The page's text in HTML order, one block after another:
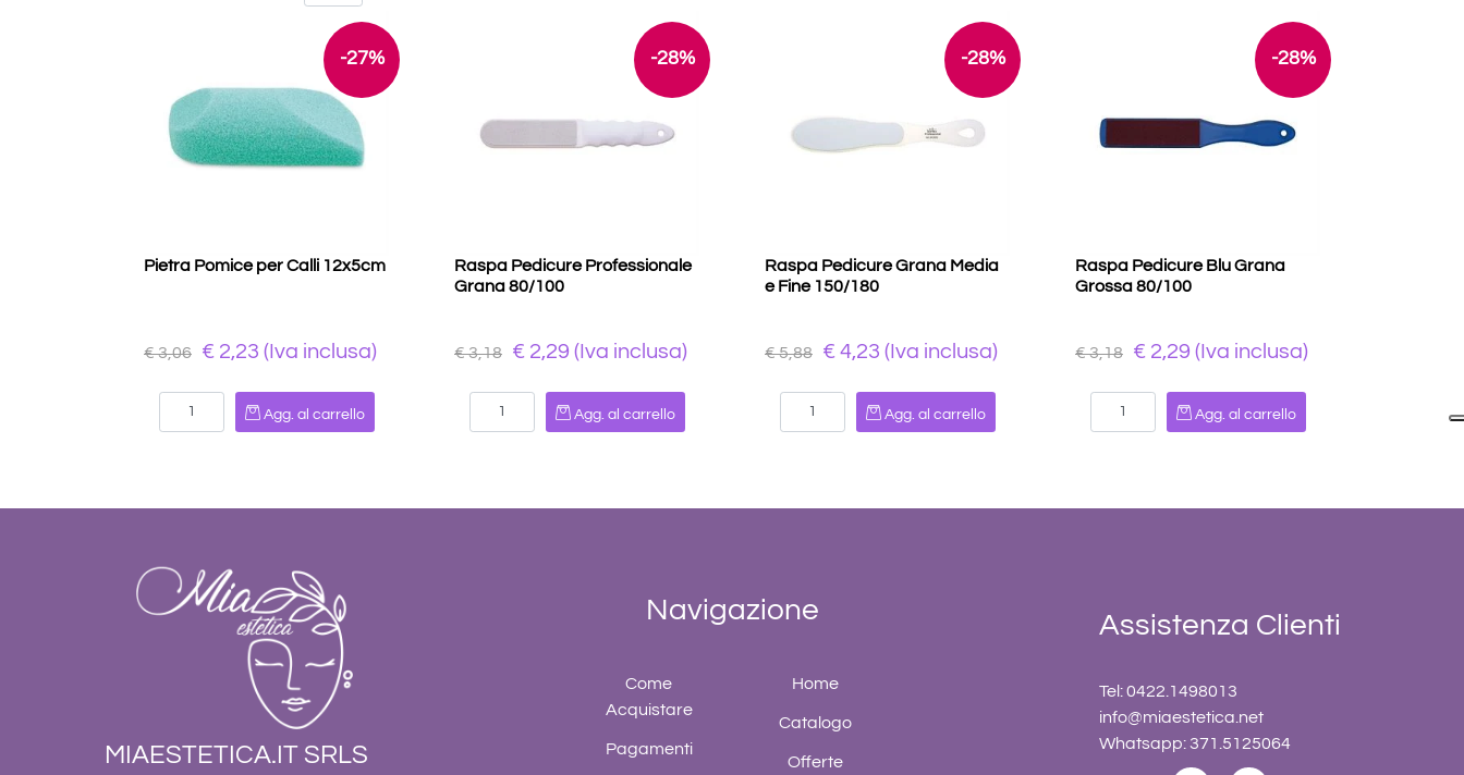
-27%
Pietra Pomice per Calli 12x5cm
€ 3,06 € 2,23 (Iva inclusa)
Quantità
Agg. al carrello
-28%
Raspa Pedicure Professionale
Grana 80/100
€ 3,18 € 2,29 (Iva inclusa)
Quantità
Agg. al carrello
-28%
Raspa Pedicure Grana Media
e Fine 150/180
€ 5,88 € 4,23 (Iva inclusa)
Quantità
Agg. al carrello
-28%
Raspa Pedicure Blu Grana
Grossa 80/100
€ 3,18 € 2,29 (Iva inclusa)
Quantità
Agg. al carrello
MIAESTETICA.IT SRLS
Navigazione
Come
Acquistare
Pagamenti
Home
Catalogo
Offerte
Assistenza Clienti
Tel: 0422.1498013
info@miaestetica.net
Whatsapp: 371.5125064